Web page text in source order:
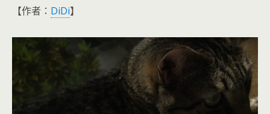
【作者： DiDi】